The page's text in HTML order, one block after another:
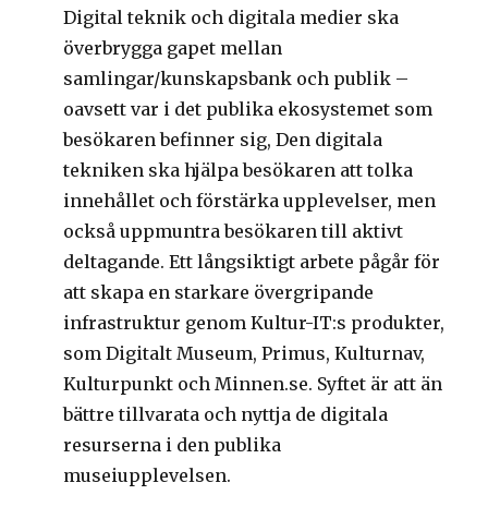
Digital teknik och digitala medier ska
överbrygga gapet mellan
samlingar/kunskapsbank och publik –
oavsett var i det publika ekosystemet som
besökaren befinner sig, Den digitala
tekniken ska hjälpa besökaren att tolka
innehållet och förstärka upplevelser, men
också uppmuntra besökaren till aktivt
deltagande. Ett långsiktigt arbete pågår för
att skapa en starkare övergripande
infrastruktur genom Kultur-IT:s produkter,
som Digitalt Museum, Primus, Kulturnav,
Kulturpunkt och Minnen.se. Syftet är att än
bättre tillvarata och nyttja de digitala
resurserna i den publika
museiupplevelsen.